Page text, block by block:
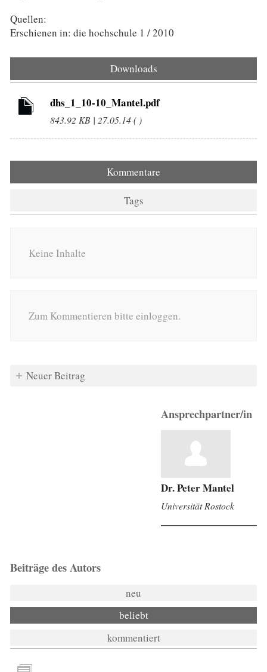
Quellen:
Erschienen in: die hochschule 1 / 2010
Downloads
dhs_1_10-10_Mantel.pdf
843.92 KB | 27.05.14 ( )
Kommentare
Tags
Keine Inhalte
Zum Kommentieren bitte einloggen.
Neuer Beitrag
Ansprechpartner/in
Dr. Peter Mantel
Universität Rostock
Beiträge des Autors
neu
beliebt
kommentiert